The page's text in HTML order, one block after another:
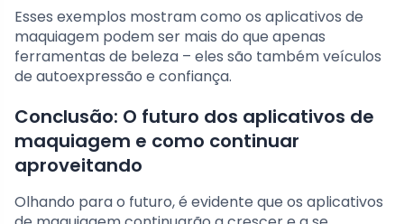
Esses exemplos mostram como os aplicativos de
maquiagem podem ser mais do que apenas
ferramentas de beleza – eles são também veículos
de autoexpressão e confiança.
Conclusão: O futuro dos aplicativos de
maquiagem e como continuar
aproveitando
Olhando para o futuro, é evidente que os aplicativos